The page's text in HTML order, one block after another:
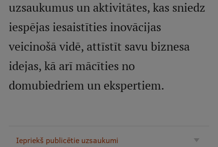
Mobile
galvenā
izvēlne
Studiju iespējas
Pamatstudiju programmas
Maģistra studiju programmas
Uzņemšana
uzsaukumus un aktivitātes, kas sniedz
iespējas iesaistīties inovācijas
veicinošā vidē, attīstīt savu biznesa
idejas, kā arī mācīties no
domubiedriem un ekspertiem.
Iepriekš publicētie uzsaukumi